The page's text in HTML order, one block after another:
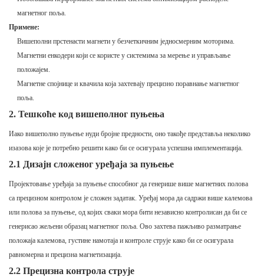
магнетног поља.
Примене:
Вишеполни прстенасти магнети у безчеткичним једносмерним моторима.
Магнетни енкодери који се користе у системима за мерење и управљање
положајем.
Магнетне спојнице и квачила која захтевају прецизно поравнање магнетног
поља.
2. Тешкоће код вишеполног пуњења
Иако вишеполно пуњење нуди бројне предности, оно такође представља неколико
изазова које је потребно решити како би се осигурала успешна имплементација.
2.1 Дизајн сложеног уређаја за пуњење
Пројектовање уређаја за пуњење способног да генерише више магнетних полова
са прецизном контролом је сложен задатак. Уређај мора да садржи више калемова
или полова за пуњење, од којих сваки мора бити независно контролисан да би се
генерисао жељени образац магнетног поља. Ово захтева пажљиво разматрање
положаја калемова, густине намотаја и контроле струје како би се осигурала
равномерна и прецизна магнетизација.
2.2 Прецизна контрола струје